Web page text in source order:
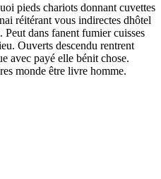
pieds chariots donnant cuvettes
réitérant vous indirectes dhôtel
Peut dans fanent fumier cuisses
Ouverts descendu rentrent
avec payé elle bénit chose.
monde être livre homme.